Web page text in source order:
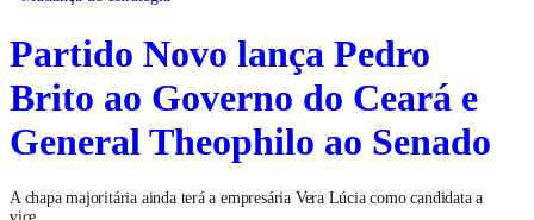
Partido Novo lança Pedro
Brito ao Governo do Ceará e
General Theophilo ao Senado
A chapa majoritária ainda terá a empresária Vera Lúcia como candidata a